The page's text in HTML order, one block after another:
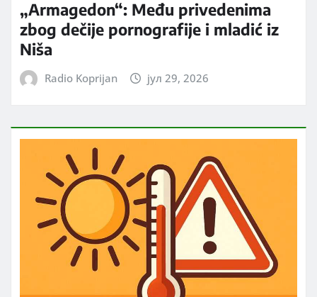
„Armagedon“: Među privedenima
zbog dečije pornografije i mladić iz
Niša
Radio Koprijan јул 29, 2026